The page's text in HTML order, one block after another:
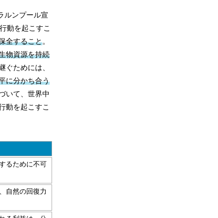
ルンプール宣
動を起こすこ
全すること。
物資源を持続
ぐためには、
に分かち合う
いて、世界中
動を起こすこ
るために不可
自然の回復力